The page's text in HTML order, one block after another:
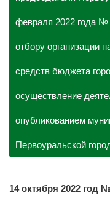
февраля 2022 года №
отбору организации
средств бюджета
осуществление
опубликованием
Первоуральской
14 октября 2022 год